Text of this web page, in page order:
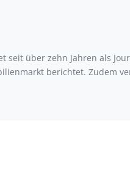
seit über zehn Jahren als
berichtet. Zudem